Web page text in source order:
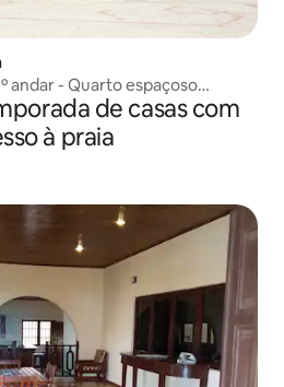
andar - Quarto espaçoso
de casas com
à praia